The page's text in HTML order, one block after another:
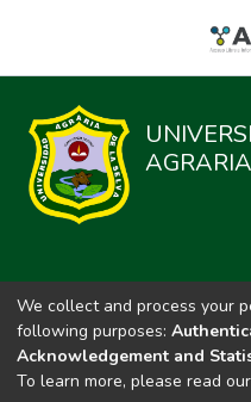
Carretera
We collect and process your
following purposes:
Acknowledgement and
To learn more, please read our